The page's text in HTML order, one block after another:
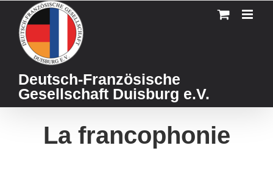
content
Deutsch-Französische
Gesellschaft Duisburg e.V.
La francophonie